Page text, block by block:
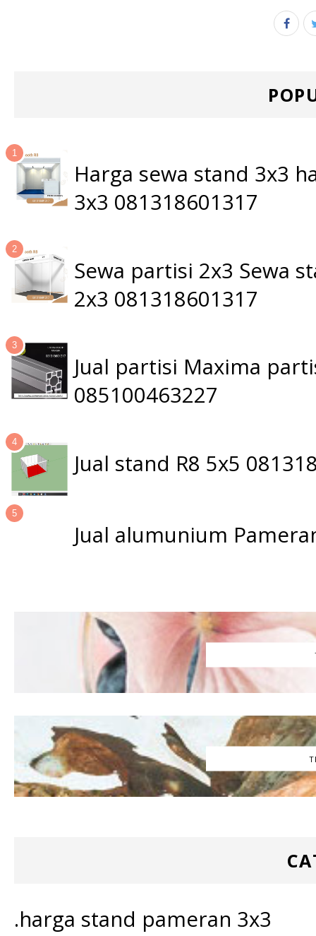
Harga sewa stand 3x3
3x3 081318601317
Sewa partisi 2x3 Sewa
2x3 081318601317
Jual partisi Maxima
085100463227
Jual stand R8 5x5
Jual alumunium
.harga stand pameran 3x3